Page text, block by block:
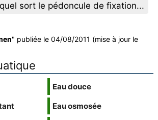
sort le pédoncule de fixation...
" publiée le 04/08/2011 (mise à jour le
Eau douce
Eau osmosée